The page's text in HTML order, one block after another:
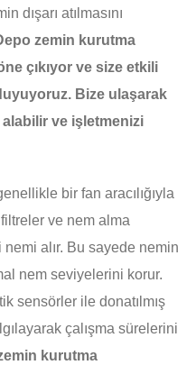
dışarı atılmasını
zemin kurutma
çıkıyor ve size etkili
Bize ulaşarak
ve işletmenizi
bir fan aracılığıyla
ve nem alma
alır. Bu sayede nemin
nem seviyelerini korur.
sensörler ile donatılmış
çalışma sürelerini
kurutma